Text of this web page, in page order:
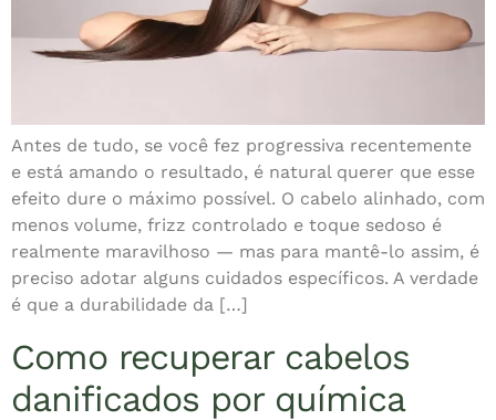
Antes de tudo, se você fez progressiva recentemente
e está amando o resultado, é natural querer que esse
efeito dure o máximo possível. O cabelo alinhado, com
menos volume, frizz controlado e toque sedoso é
realmente maravilhoso — mas para mantê-lo assim, é
preciso adotar alguns cuidados específicos. A verdade
é que a durabilidade da […]
Como recuperar cabelos
danificados por química